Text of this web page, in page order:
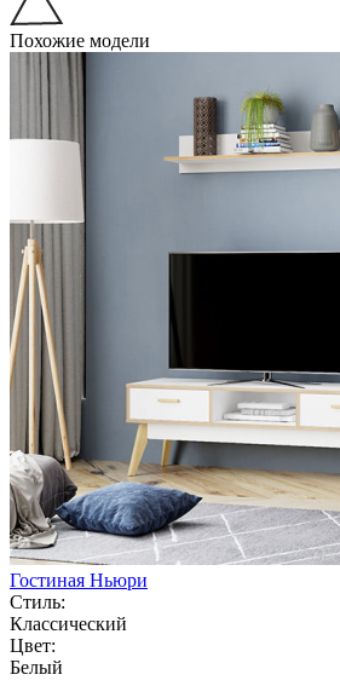
Похожие модели
Гостиная Ньюри
Стиль:
Классический
Цвет:
Белый